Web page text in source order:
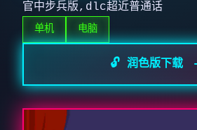
官中步兵版,dlc超近普通话
单机 电脑
🔓 润色版下载